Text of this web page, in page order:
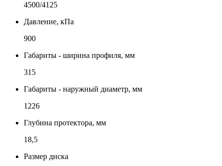
4500/4125
Давление, кПа
900
Габариты - ширина профиля, мм
315
Габариты - наружный диаметр, мм
1226
Глубина протектора, мм
18,5
Размер диска